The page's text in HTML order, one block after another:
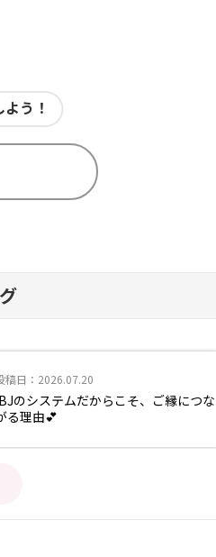
う！
稿日：2026.07.20
のシステムだからこそ、ご縁につな
る理由💕